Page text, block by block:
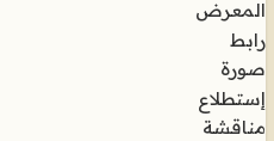
المعرض
رابط
صورة
إستطلاع
مناقشة